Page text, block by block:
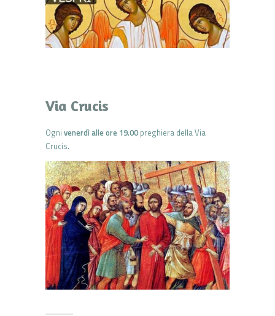
Via Crucis
Ogni venerdì alle ore 19.00 preghiera della Via
Crucis.